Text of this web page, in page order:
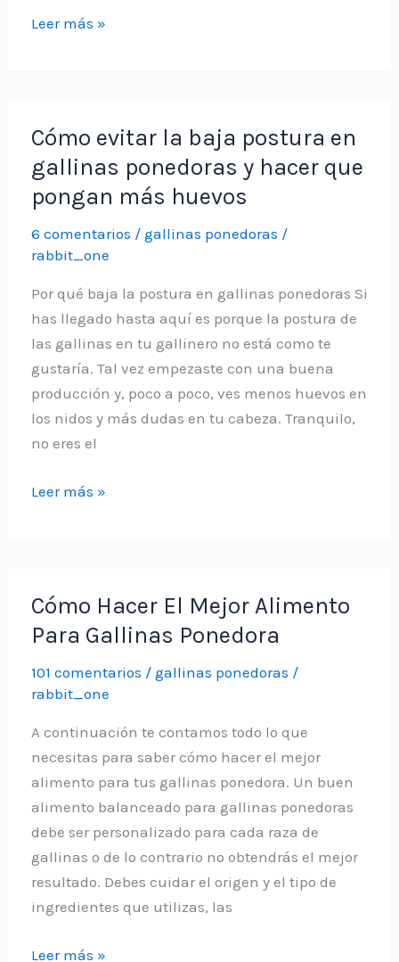
Cómo
Leer más »
Cómo evitar la baja postura en
gallinas ponedoras y hacer que
pongan más huevos
6 comentarios / gallinas ponedoras /
rabbit_one
Por qué baja la postura en gallinas ponedoras Si
has llegado hasta aquí es porque la postura de
las gallinas en tu gallinero no está como te
gustaría. Tal vez empezaste con una buena
producción y, poco a poco, ves menos huevos en
los nidos y más dudas en tu cabeza. Tranquilo,
no eres el
Cómo
en
gallinas
ponedoras
y
que
pongan
más
huevos
Leer más »
Cómo Hacer El Mejor Alimento
Para Gallinas Ponedora
101 comentarios / gallinas ponedoras /
rabbit_one
A continuación te contamos todo lo que
necesitas para saber cómo hacer el mejor
alimento para tus gallinas ponedora. Un buen
alimento balanceado para gallinas ponedoras
debe ser personalizado para cada raza de
gallinas o de lo contrario no obtendrás el mejor
resultado. Debes cuidar el origen y el tipo de
ingredientes que utilizas, las
Cómo
Leer más »